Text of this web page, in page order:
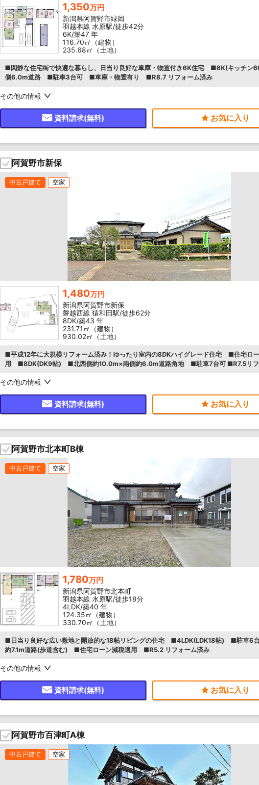
1,350万円
新潟県阿賀野市緑岡
羽越本線 水原駅/徒歩42分
6K/築47 年
116.70㎡（建物）
235.68㎡（土地）
■閑静な住宅街で快適な暮らし、日当り良好な車庫・物置付き6K住宅 ■6K(キッチ
側6.0m道路 ■駐車3台可 ■車庫・物置有り ■R8.7 リフォーム済み
その他の情報
資料請求(無料)
阿賀野市新保
中古戸建て 空家
1,480万円
新潟県阿賀野市新保
磐越西線 猿和田駅/徒歩62分
8DK/築43 年
231.71㎡（建物）
930.02㎡（土地）
■平成12年に大規模リフォーム済み！ゆったり室内の8DKハイグレード住宅 ■住宅ロ
用 ■8DK(DK9帖) ■北西側約10.0m×南側約6.0m道路角地 ■駐車7台可 ■R7.5リフ
その他の情報
資料請求(無料)
阿賀野市北本町B棟
中古戸建て 空家
1,780万円
新潟県阿賀野市北本町
羽越本線 水原駅/徒歩18分
4LDK/築40 年
124.35㎡（建物）
330.70㎡（土地）
■日当り良好な広い敷地と開放的な18帖リビングの住宅 ■4LDK(LDK18帖) ■駐車
約7.1m道路(歩道含む) ■住宅ローン減税適用 ■R5.2 リフォーム済み
その他の情報
資料請求(無料)
阿賀野市百津町A棟
中古戸建て 空家